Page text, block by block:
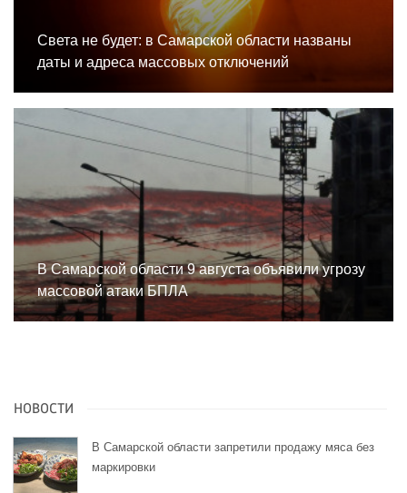
Света не будет: в Самарской области названы
даты и адреса массовых отключений
В Самарской области 9 августа объявили угрозу
массовой атаки БПЛА
НОВОСТИ
В Самарской области запретили продажу мяса без
маркировки